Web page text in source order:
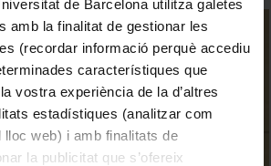
de Barcelona utilitza galetes
amb la finalitat de gestionar les
(recordar informació perquè accediu
característiques que
vostra experiència de la d’altres
estadístiques (analitzar com
lloc web) i amb finalitats de
la publicitat que s’ofereix